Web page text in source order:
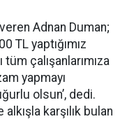
Adnan Duman;
TL yaptığımız
çalışanlarımıza
yapmayı
olsun’, dedi.
karşılık bulan